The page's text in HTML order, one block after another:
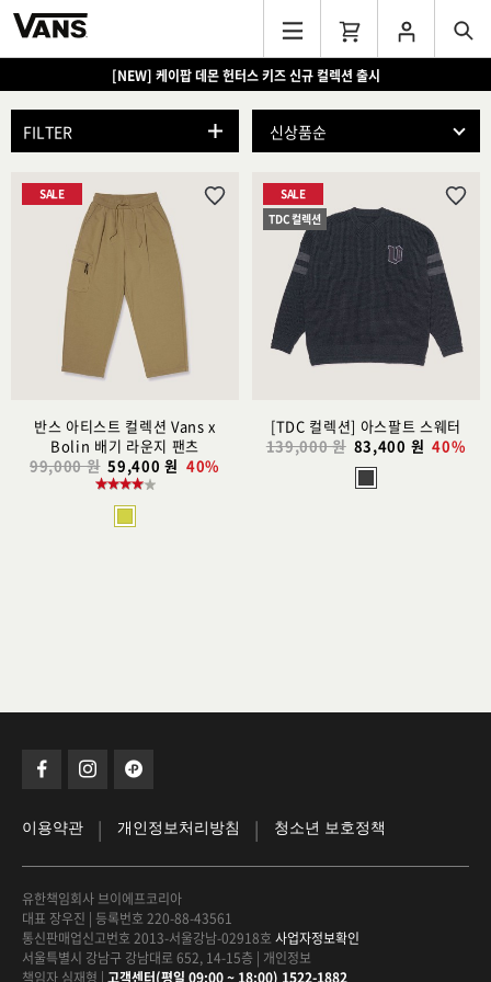
[NEW] 케이팝 데몬 헌터스 키즈 신규 컬렉션 출시
FILTER
SALE 위
반스 아티스트 컬렉션 Vans x
Bolin 배기 라운지 팬츠
99,000 원 59,400 원 40%
SALE
TDC 컬렉션
위
트
추
가
[TDC 컬렉션] 아스팔트 스웨터
139,000 원 83,400 원 40%
이용약관 | 개인정보처리방침 | 청소년 보호정책
유한책임회사 브이에프코리아
대표 장우진 | 등록번호 220-88-43561
통신판매업신고번호 2013-서울강남-02918호 사업자정보확인
서울특별시 강남구 강남대로 652, 14-15층 | 개인정보
책임자 심재형 | 고객센터(평일 09:00 ~ 18:00) 1522-1882